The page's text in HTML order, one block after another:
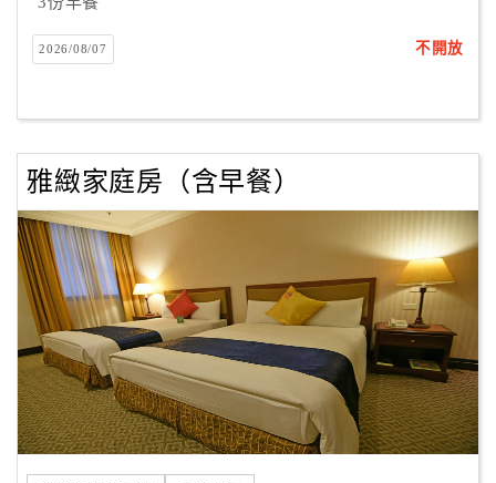
2026/08/07 不開放
雅緻家庭房（含早餐）